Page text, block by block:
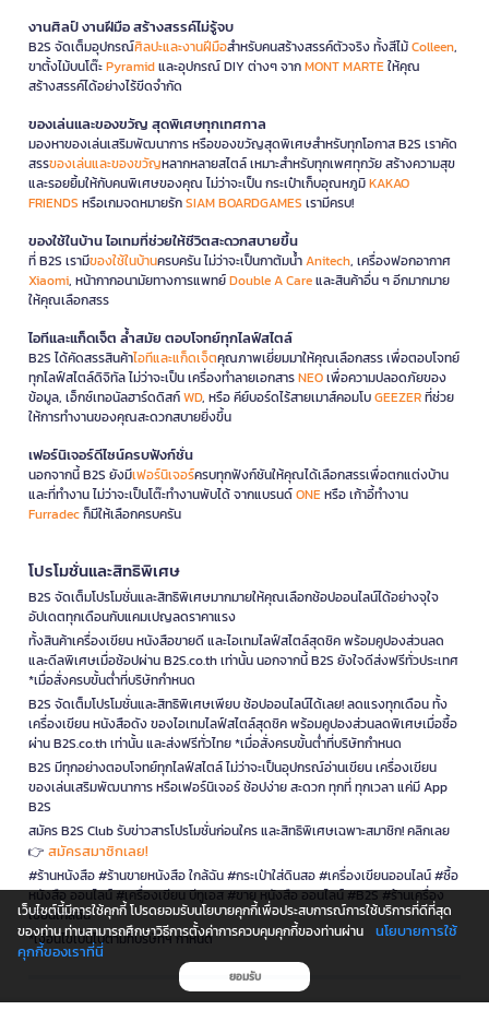
งานศิลป์ งานฝีมือ สร้างสรรค์ไม่รู้จบ
B2S จัดเต็มอุปกรณ์ศิลปะและงานฝีมือสำหรับคนสร้างสรรค์ตัวจริง ทั้งสีไม้Colleen,
ขาตั้งไม้บนโต๊ะPyramidและอุปกรณ์ DIY ต่างๆ จากMONT MARTEให้คุณ
สร้างสรรค์ได้อย่างไร้ขีดจำกัด
ของเล่นและของขวัญ สุดพิเศษทุกเทศกาล
มองหาของเล่นเสริมพัฒนาการ หรือของขวัญสุดพิเศษสำหรับทุกโอกาส B2S เราคัด
สรรของเล่นและของขวัญหลากหลายสไตล์ เหมาะสำหรับทุกเพศทุกวัย สร้างความสุข
และรอยยิ้มให้กับคนพิเศษของคุณ ไม่ว่าจะเป็น กระเป๋าเก็บอุณหภูมิKAKAO
FRIENDS หรือเกมจดหมายรักSIAM BOARDGAMES เรามีครบ!
ของใช้ในบ้าน ไอเทมที่ช่วยให้ชีวิตสะดวกสบายขึ้น
ที่ B2S เรามีของใช้ในบ้านครบครัน ไม่ว่าจะเป็นกาต้มน้ำAnitech, เครื่องฟอกอากาศ
Xiaomi, หน้ากากอนามัยทางการแพทย์Double A Careและสินค้าอื่น ๆ อีกมากมาย
ให้คุณเลือกสรร
ไอทีและแก็ดเจ็ต ล้ำสมัย ตอบโจทย์ทุกไลฟ์สไตล์
B2S ได้คัดสรรสินค้าไอทีและแก็ดเจ็ตคุณภาพเยี่ยมมาให้คุณเลือกสรร เพื่อตอบโจทย์
ทุกไลฟ์สไตล์ดิจิทัล ไม่ว่าจะเป็น เครื่องทำลายเอกสารNEOเพื่อความปลอดภัยของ
ข้อมูล, เอ็กซ์เทอนัลฮาร์ดดิสก์WD, หรือ คีย์บอร์ดไร้สายเมาส์คอมโบGEEZERที่ช่วย
ให้การทำงานของคุณสะดวกสบายยิ่งขึ้น
เฟอร์นิเจอร์ดีไซน์ครบฟังก์ชั่น
นอกจากนี้ B2S ยังมีเฟอร์นิเจอร์ครบทุกฟังก์ชันให้คุณได้เลือกสรรเพื่อตกแต่งบ้าน
และที่ทำงาน ไม่ว่าจะเป็นโต๊ะทำงานพับได้ จากแบรนด์ONEหรือ เก้าอี้ทำงาน
Furradecก็มีให้เลือกครบครัน
โปรโมชั่นและสิทธิพิเศษ
B2S จัดเต็มโปรโมชั่นและสิทธิพิเศษมากมายให้คุณเลือกช้อปออนไลน์ได้อย่างจุใจ
อัปเดตทุกเดือนกับแคมเปญลดราคาแรง
ทั้งสินค้าเครื่องเขียน หนังสือขายดี และไอเทมไลฟ์สไตล์สุดชิค พร้อมคูปองส่วนลด
และดีลพิเศษเมื่อช้อปผ่าน B2S.co.th เท่านั้น นอกจากนี้ B2S ยังใจดีส่งฟรีทั่วประเทศ
*เมื่อสั่งครบขั้นต่ำที่บริษัทกำหนด
B2S จัดเต็มโปรโมชั่นและสิทธิพิเศษเพียบ ช้อปออนไลน์ได้เลย! ลดแรงทุกเดือน ทั้ง
เครื่องเขียน หนังสือดัง ของไอเทมไลฟ์สไตล์สุดชิค พร้อมคูปองส่วนลดพิเศษเมื่อซื้อ
ผ่าน B2S.co.th เท่านั้น และส่งฟรีทั่วไทย *เมื่อสั่งครบขั้นต่ำที่บริษัทกำหนด
B2S มีทุกอย่างตอบโจทย์ทุกไลฟ์สไตล์ ไม่ว่าจะเป็นอุปกรณ์อ่านเขียน เครื่องเขียน
ของเล่นเสริมพัฒนาการ หรือเฟอร์นิเจอร์ ช้อปง่าย สะดวก ทุกที่ ทุกเวลา แค่มี App
B2S
สมัคร B2S Club รับข่าวสารโปรโมชั่นก่อนใคร และสิทธิพิเศษเฉพาะสมาชิก! คลิกเลย
👉 สมัครสมาชิกเลย!
#ร้านหนังสือ #ร้านขายหนังสือ ใกล้ฉัน #กระเป๋าใส่ดินสอ #เครื่องเขียนออนไลน์ #ซื้อ
หนังสือ ออนไลน์ #เครื่องเขียน บีทูเอส #ขาย หนังสือ ออนไลน์ #B2S #ร้านเครื่อง
เขียนใกล้ฉัน
*เงื่อนไขเป็นไปตามที่บริษัทฯ กำหนด
เว็บไซต์นี้มีการใช้คุกกี้ โปรดยอมรับนโยบายคุกกี้เพื่อประสบการณ์การใช้บริการที่ดีที่สุด
ของท่าน ท่านสามารถศึกษาวิธีการตั้งค่าการควบคุมคุกกี้ของท่านผ่าน
นโยบายการใช้
คุกกี้ของเราที่นี่
ยอมรับ